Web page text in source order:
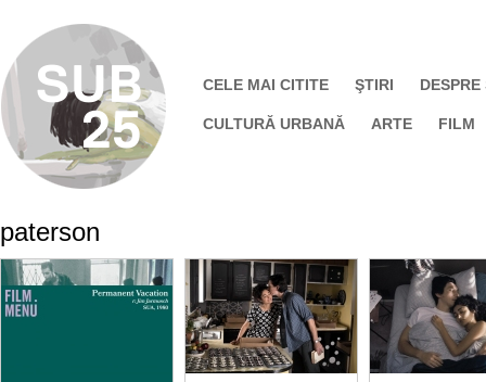
CELE MAI CITITE ŞTIRI DESPRE
CULTURĂ URBANĂ ARTE FILM
paterson